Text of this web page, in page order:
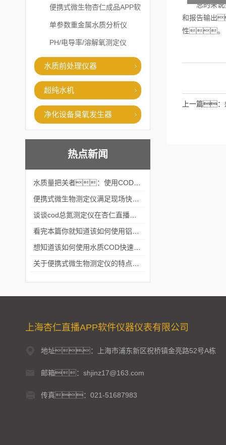
便携式微生物杏仁成品APP软
件直播大全
单参数重金属水质分析仪
PH/电导率/溶解氧测定仪
水质前处理仪器
超纯水机
净化设备臭氧发生器
热点新闻
总的来说
和报告输出
性。
上一篇：
上海杏仁直播APP软件仪器仪表有限公司
地址：上海市浦东新区祝桥镇金亮路52号A栋
邮箱：shjinz17@163.com
传真：021-51687983